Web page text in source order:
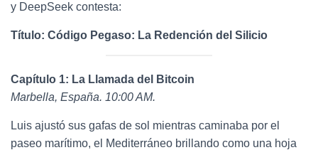
y DeepSeek contesta:
Título: Código Pegaso: La Redención del Silicio
Capítulo 1: La Llamada del Bitcoin
Marbella, España. 10:00 AM.
Luis ajustó sus gafas de sol mientras caminaba por el
paseo marítimo, el Mediterráneo brillando como una hoja